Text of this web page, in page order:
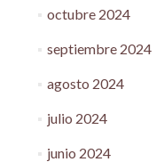
octubre 2024
septiembre 2024
agosto 2024
julio 2024
junio 2024